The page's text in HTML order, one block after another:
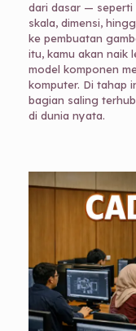
dari dasar — seperti
skala, dimensi,
ke pembuatan
itu, kamu akan naik
model komponen
komputer. Di tahap
bagian saling
di dunia nyata.